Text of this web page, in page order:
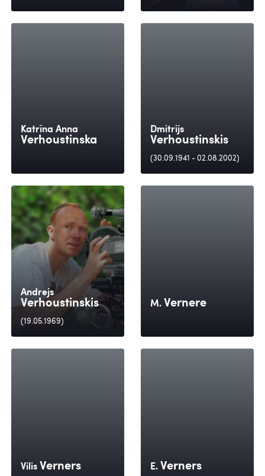
Katrīna Anna
Verhoustinska
Dmitrijs
Verhoustinskis
(30.09.1941 - 02.08.2002)
Andrejs
Verhoustinskis
(19.05.1969)
M. Vernere
Vilis Verners E. Verners